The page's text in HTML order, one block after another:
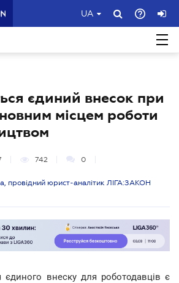
UA
єдиний внесок при
місцем роботи
742 0
провідний юрист-аналітик ЛІГА:ЗАКОН
єдиного внеску для роботодавців є